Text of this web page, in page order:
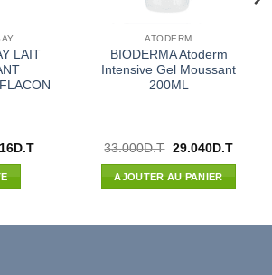
LAIT
:
D.TLe
ATODERM
BIODERMA Atoderm
Intensive Gel Moussant
200ML
33.000D.T Le
initial
était :
29.040D.TLe
AJOUTER AU PANIER